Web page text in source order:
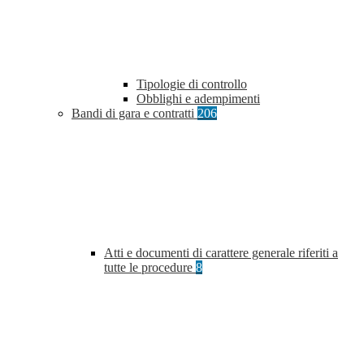
Tipologie di controllo
Obblighi e adempimenti
Bandi di gara e contratti 206
Atti e documenti di carattere generale riferiti a
tutte le procedure 8